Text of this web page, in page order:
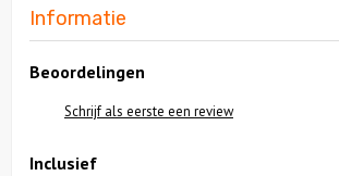
Informatie
Beoordelingen
Schrijf als eerste een review
Inclusief